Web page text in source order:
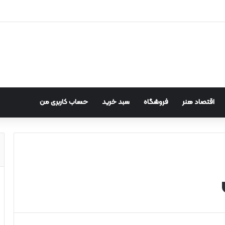
اقتصاد هنر فروشگاه سبد خرید حساب کاربری من